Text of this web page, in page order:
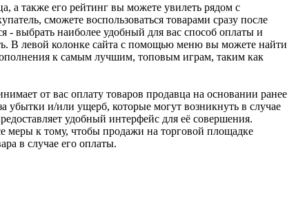
а также его рейтинг вы можете увилеть рядом с
сможете воспользоваться товарами сразу после
- выбрать наиболее удобный для вас способ оплаты и
В левой колонке сайта с помощью меню вы можете найти
к самым лучшим, топовым играм, таким как
от вас оплату товаров продавца на основании ранее
убытки и/или ущерб, которые могут возникнуть в случае
удобный интерфейс для её совершения.
меры к тому, чтобы продажи на торговой площадке
в случае его оплаты.